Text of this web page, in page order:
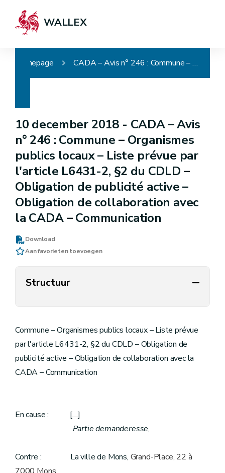
WALLEX
Homepage CADA – Avis n° 246 : Commune – Organismes publics locaux – Liste prévue par l'article L6431-2, §2 du CDLD – Obligation de publicité active – Obligation de collaboration avec la CADA – Communication
10 december 2018 - CADA – Avis
n° 246 : Commune – Organismes
publics locaux – Liste prévue par
l'article L6431-2, §2 du CDLD –
Obligation de publicité active –
Obligation de collaboration avec
la CADA – Communication
Download
Aan favorieten toevoegen
Structuur
Commune – Organismes publics locaux – Liste prévue
par l'article L6431-2, §2 du CDLD – Obligation de
publicité active – Obligation de collaboration avec la
CADA – Communication
En cause : […]
Partie demanderesse,
Contre : La ville de Mons, Grand-Place, 22 à